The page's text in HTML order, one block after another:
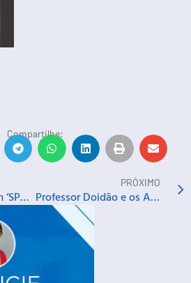
Compartilhe:
Gabriel Mercury em ‘SPB – Sofrência Popular Brasileira’
PRÓXIMO
Professor Doidão e os Aloprados